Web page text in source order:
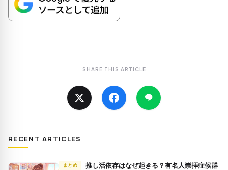
SHARE THIS ARTICLE
RECENT ARTICLES
まとめ
推し活依存はなぜ起きる？有名人崇拝症候群